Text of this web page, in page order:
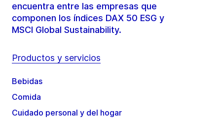
encuentra entre las empresas que
componen los índices DAX 50 ESG y
MSCI Global Sustainability.
Productos y servicios
Bebidas
Comida
Cuidado personal y del hogar